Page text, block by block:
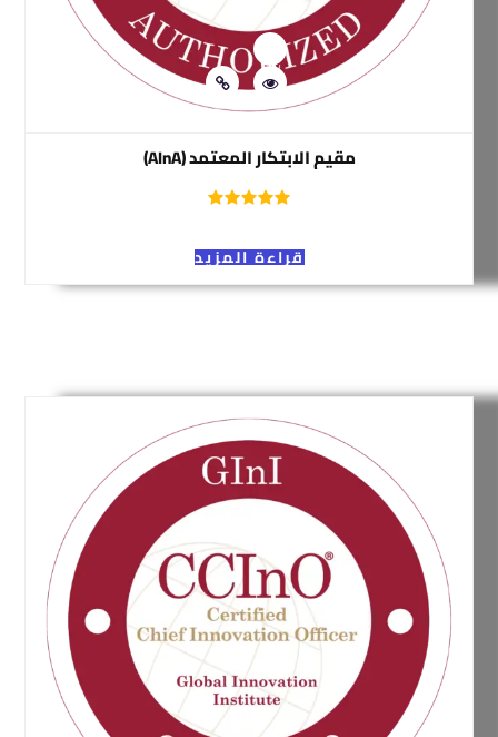
مقيم الابتكار المعتمد (AInA)
قراءة المزيد